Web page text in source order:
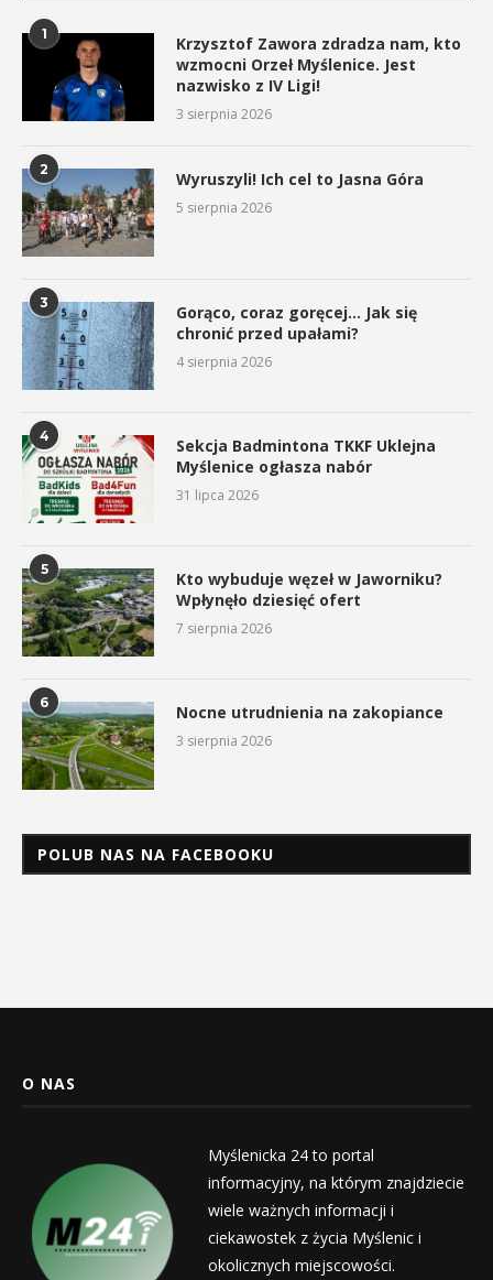
1
Krzysztof Zawora zdradza nam, kto
wzmocni Orzeł Myślenice. Jest
nazwisko z IV Ligi!
3 sierpnia 2026
2 Wyruszyli! Ich cel to Jasna Góra
5 sierpnia 2026
3
Gorąco, coraz goręcej… Jak się
chronić przed upałami?
4 sierpnia 2026
4
Sekcja Badmintona TKKF Uklejna
Myślenice ogłasza nabór
31 lipca 2026
5
Kto wybuduje węzeł w Jaworniku?
Wpłynęło dziesięć ofert
7 sierpnia 2026
6 Nocne utrudnienia na zakopiance
3 sierpnia 2026
POLUB NAS NA FACEBOOKU
O NAS
Myślenicka 24 to portal
informacyjny, na którym znajdziecie
wiele ważnych informacji i
ciekawostek z życia Myślenic i
okolicznych miejscowości.